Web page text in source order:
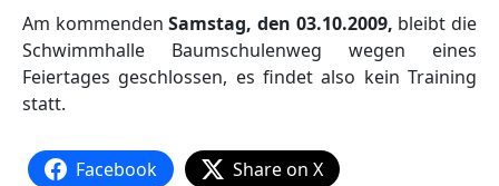
Am kommendenSamstag, den 03.10.2009, bleibt die
Schwimmhalle Baumschulenweg wegen eines
Feiertages geschlossen, es findet also kein Training
statt.
Facebook
Share on X